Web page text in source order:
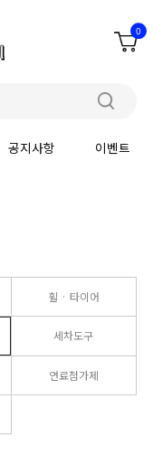
0
공지사항 이벤트
휠 · 타이어
세차도구
연료첨가제